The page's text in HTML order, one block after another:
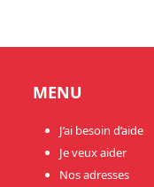
MENU
J’ai besoin d’aide
Je veux aider
Nos adresses